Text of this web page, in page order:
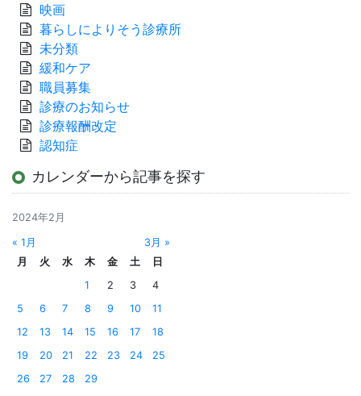
映画
暮らしによりそう診療所
未分類
緩和ケア
職員募集
診療のお知らせ
診療報酬改定
認知症
カレンダーから記事を探す
2024年2月
« 1月
3月 »
月
火 水 木 金 土
日
1
2 3
4
5
6 7 8 9 10
11
12
13 14 15 16 17
18
19
20 21 22 23 24
25
26
27 28 29